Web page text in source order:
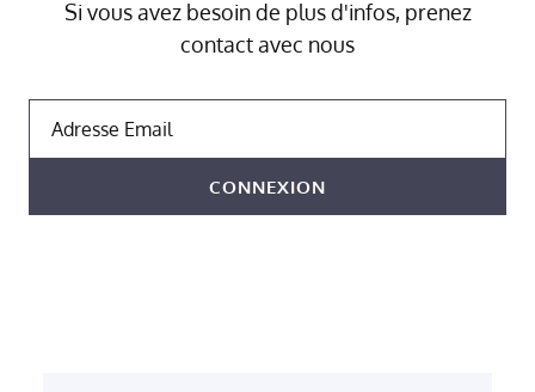
Si vous avez besoin de plus d'infos, prenez
contact avec nous
Adresse Email
CONNEXION